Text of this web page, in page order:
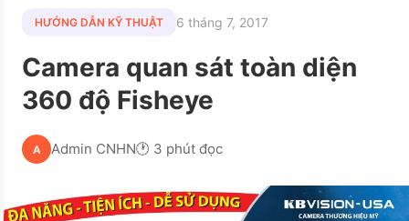
HƯỚNG DẪN KỸ THUẬT 6 tháng 7, 2017
Camera quan sát toàn diện
360 độ Fisheye
A Admin CNHN🕐 3 phút đọc